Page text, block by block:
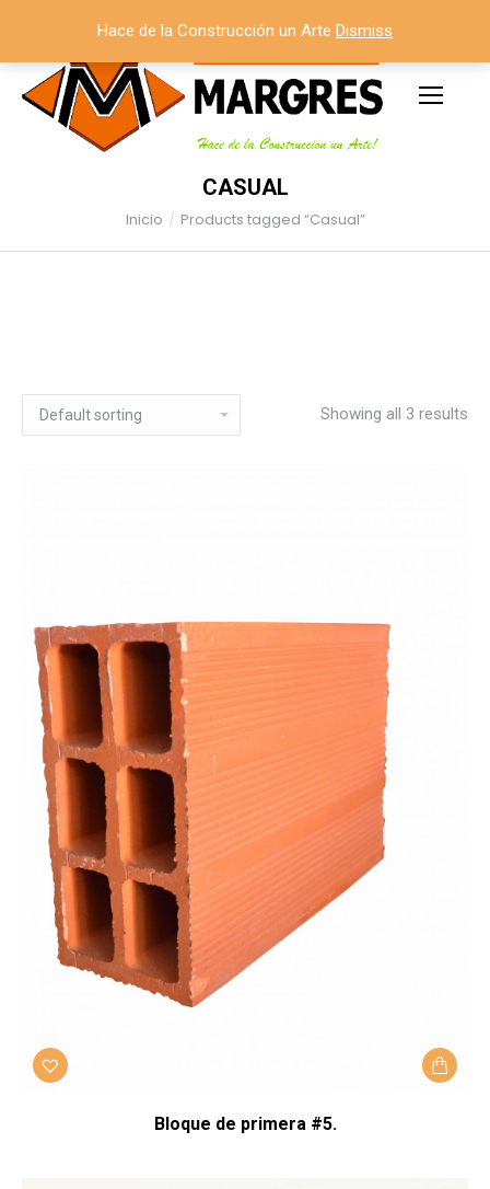
CASUAL
Inicio Products tagged “Casual”
Showing all 3 results
Bloque de primera #5.
Hace de la Construcción un Arte Dismiss